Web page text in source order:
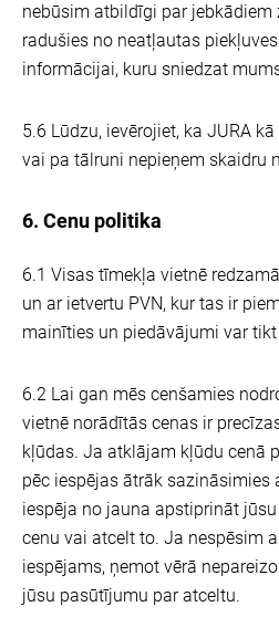
nebūsim atbildīgi par jebkādiem
radušies no neatļautas
informācijai, kuru sniedzat
5.6 Lūdzu, ievērojiet, ka JURA
vai pa tālruni nepieņem skaidru
6. Cenu politika
6.1 Visas tīmekļa vietnē
un ar ietvertu PVN, kur tas ir
mainīties un piedāvājumi var
6.2 Lai gan mēs cenšamies
vietnē norādītās cenas ir
kļūdas. Ja atklājam kļūdu cenā
pēc iespējas ātrāk sazināsimies
iespēja no jauna apstiprināt
cenu vai atcelt to. Ja nespēsim
iespējams, ņemot vērā
jūsu pasūtījumu par atceltu.